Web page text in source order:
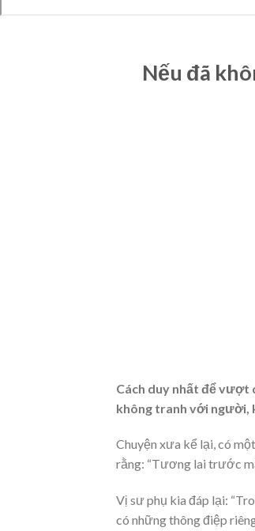
Nếu đã
Cách duy nhất để vượt
không tranh với người,
Chuyện xưa kể lại, có
rằng: “Tương lai trước
Vị sư phụ kia đáp lại:
có những thông điệp